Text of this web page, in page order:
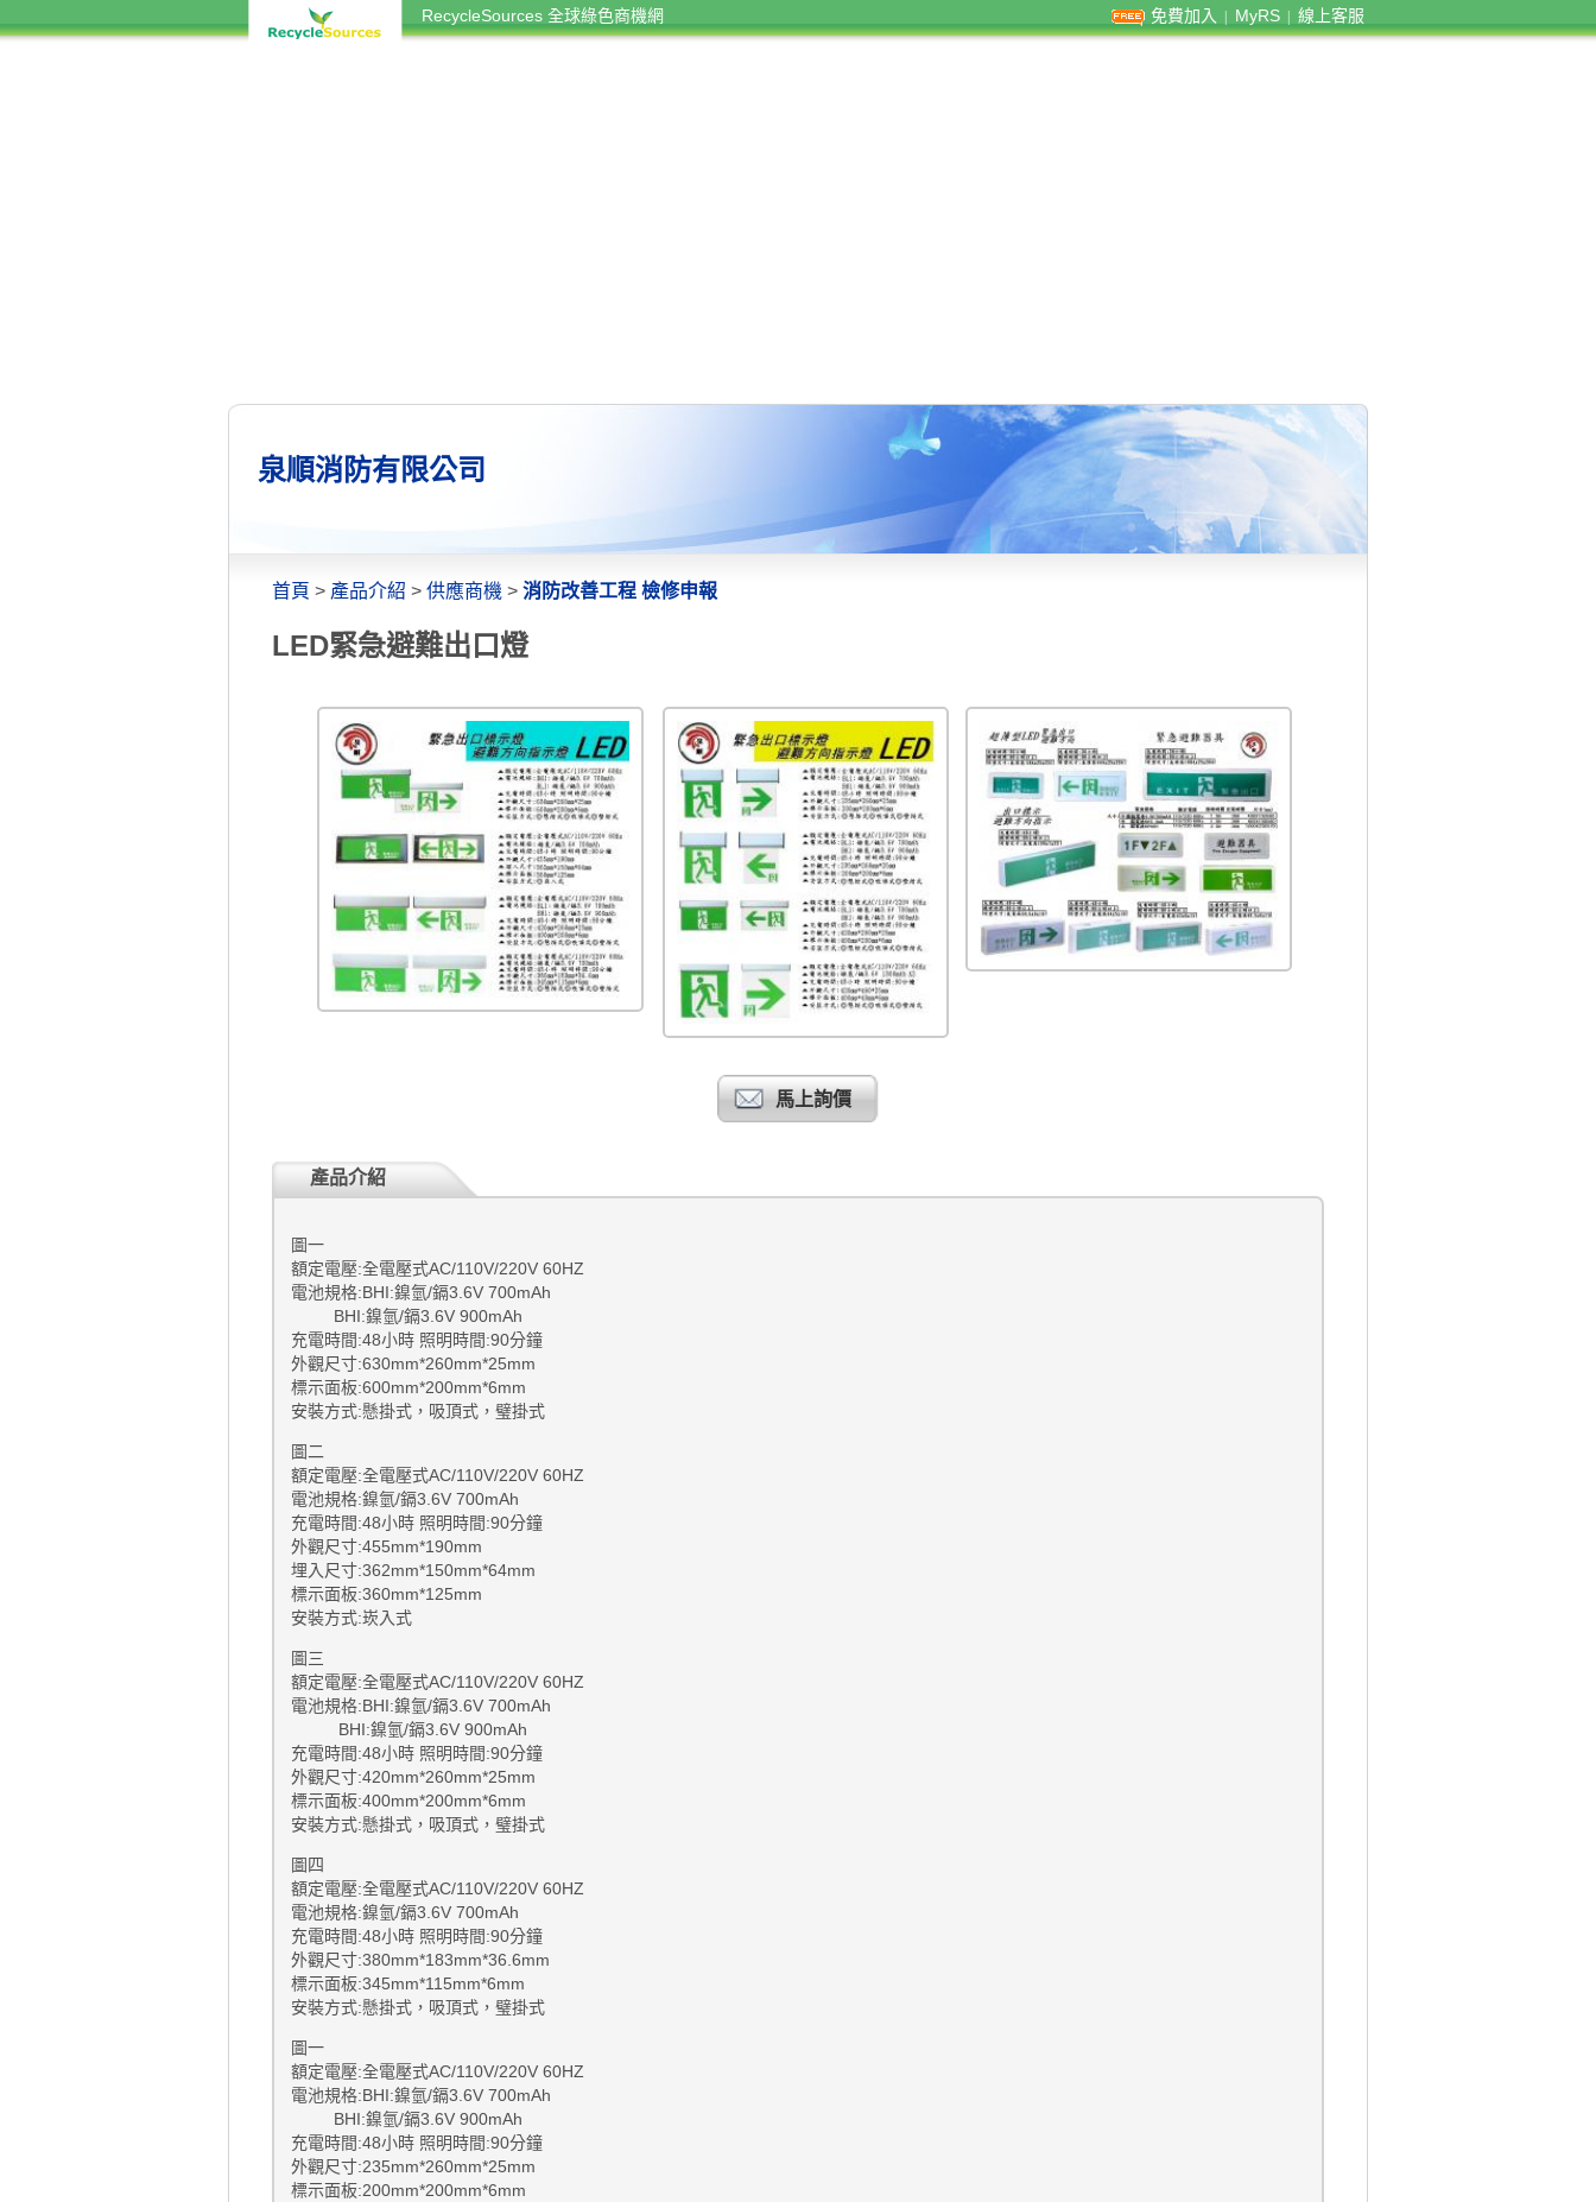
RecycleSources 全球綠色商機網 免費加入 MyRS 線上客服
泉順消防有限公司
首頁 > 產品介紹 > 供應商機 > 消防改善工程 檢修申報
LED緊急避難出口燈
馬上詢價
產品介紹
圖一
額定電壓:全電壓式AC/110V/220V 60HZ
電池規格:BHI:鎳氫/鎘3.6V 700mAh
BHI:鎳氫/鎘3.6V 900mAh
充電時間:48小時 照明時間:90分鐘
外觀尺寸:630mm*260mm*25mm
標示面板:600mm*200mm*6mm
安裝方式:懸掛式，吸頂式，璧掛式
圖二
額定電壓:全電壓式AC/110V/220V 60HZ
電池規格:鎳氫/鎘3.6V 700mAh
充電時間:48小時 照明時間:90分鐘
外觀尺寸:455mm*190mm
埋入尺寸:362mm*150mm*64mm
標示面板:360mm*125mm
安裝方式:崁入式
圖三
額定電壓:全電壓式AC/110V/220V 60HZ
電池規格:BHI:鎳氫/鎘3.6V 700mAh
BHI:鎳氫/鎘3.6V 900mAh
充電時間:48小時 照明時間:90分鐘
外觀尺寸:420mm*260mm*25mm
標示面板:400mm*200mm*6mm
安裝方式:懸掛式，吸頂式，璧掛式
圖四
額定電壓:全電壓式AC/110V/220V 60HZ
電池規格:鎳氫/鎘3.6V 700mAh
充電時間:48小時 照明時間:90分鐘
外觀尺寸:380mm*183mm*36.6mm
標示面板:345mm*115mm*6mm
安裝方式:懸掛式，吸頂式，璧掛式
圖一
額定電壓:全電壓式AC/110V/220V 60HZ
電池規格:BHI:鎳氫/鎘3.6V 700mAh
BHI:鎳氫/鎘3.6V 900mAh
充電時間:48小時 照明時間:90分鐘
外觀尺寸:235mm*260mm*25mm
標示面板:200mm*200mm*6mm